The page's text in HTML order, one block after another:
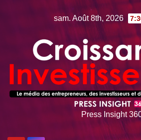
sam. Août 8th, 2026
Press Insight